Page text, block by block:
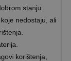
stanju.
nedostaju, ali
korištenja,